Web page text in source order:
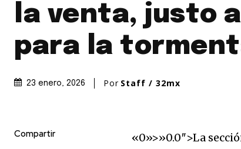
la venta, justo
para la
23 enero, 2026 Por Staff / 32mx
Compartir
«0»>»0.0″>La